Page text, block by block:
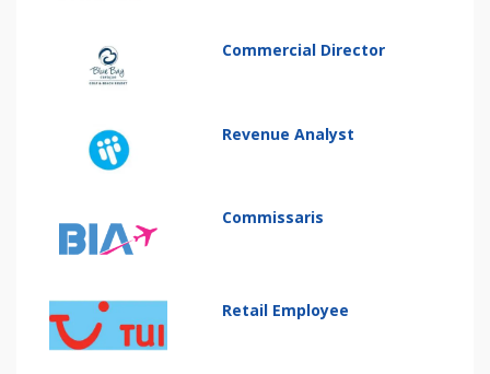
Commercial Director
Revenue Analyst
Commissaris
Retail Employee